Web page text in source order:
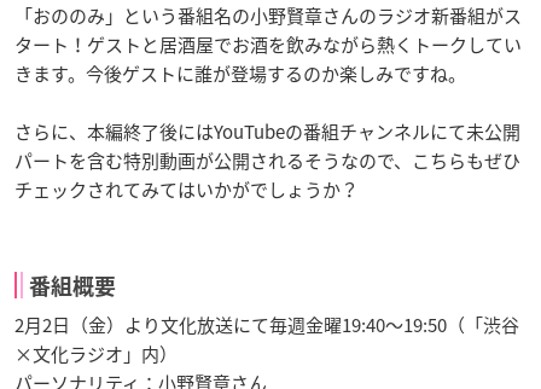
「おののみ」という番組名の小野賢章さんのラジオ新番組がス
タート！ゲストと居酒屋でお酒を飲みながら熱くトークしてい
きます。今後ゲストに誰が登場するのか楽しみですね。
さらに、本編終了後にはYouTubeの番組チャンネルにて未公開
パートを含む特別動画が公開されるそうなので、こちらもぜひ
チェックされてみてはいかがでしょうか？
番組概要
2月2日（金）より文化放送にて毎週金曜19:40～19:50（「渋谷
×文化ラジオ」内）
パーソナリティ：小野賢章さん